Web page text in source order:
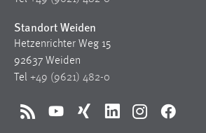
Standort Weiden
Hetzenrichter Weg 15
92637 Weiden
Tel +49 (9621) 482-0
RSS YouTubeXing LinkedInInstagramFacebook
Matomo
Name:
Zugriffsstatistik